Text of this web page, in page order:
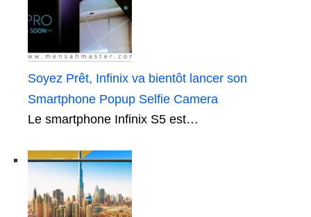
Soyez Prêt, Infinix va bientôt lancer son
Smartphone Popup Selfie Camera
Le smartphone Infinix S5 est…